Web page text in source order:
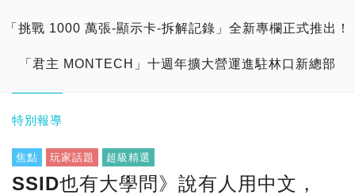
「挑戰 1000 萬張-顯示卡-拆解記錄」全新專欄正式推出！
「君主 MONTECH」十週年擴大營運進駐林口新總部
特別報導
焦點 玩家話題 超級精選
SSID也有大學問》說有人用中文，